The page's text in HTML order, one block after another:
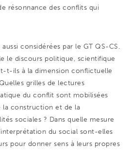
résonnance des conflits qui
considérées par le GT QS-CS.
le discours politique, scientifique
t-ils à la dimension conflictuelle
grilles de lectures
du conflit sont mobilisées
construction et de la
sociales ? Dans quelle mesure
du social sont-elles
pour donner sens à leurs propres